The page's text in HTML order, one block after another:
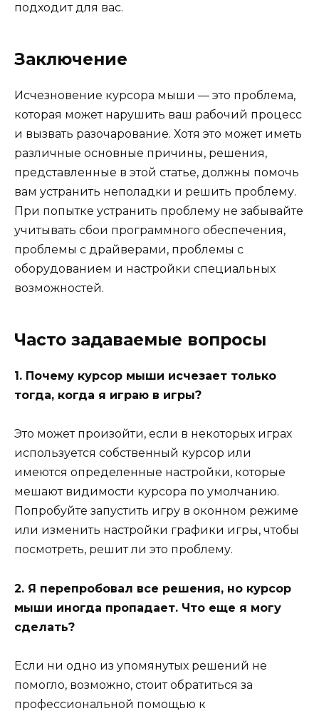
подходит для вас.
Заключение
Исчезновение курсора мыши — это проблема,
которая может нарушить ваш рабочий процесс
и вызвать разочарование. Хотя это может иметь
различные основные причины, решения,
представленные в этой статье, должны помочь
вам устранить неполадки и решить проблему.
При попытке устранить проблему не забывайте
учитывать сбои программного обеспечения,
проблемы с драйверами, проблемы с
оборудованием и настройки специальных
возможностей.
Часто задаваемые вопросы
1. Почему курсор мыши исчезает только
тогда, когда я играю в игры?
Это может произойти, если в некоторых играх
используется собственный курсор или
имеются определенные настройки, которые
мешают видимости курсора по умолчанию.
Попробуйте запустить игру в оконном режиме
или изменить настройки графики игры, чтобы
посмотреть, решит ли это проблему.
2. Я перепробовал все решения, но курсор
мыши иногда пропадает. Что еще я могу
сделать?
Если ни одно из упомянутых решений не
помогло, возможно, стоит обратиться за
профессиональной помощью к